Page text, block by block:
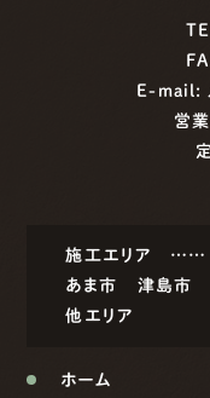
E-mail:
営
施工エリア
あま市
津島市
他エリア
ホーム